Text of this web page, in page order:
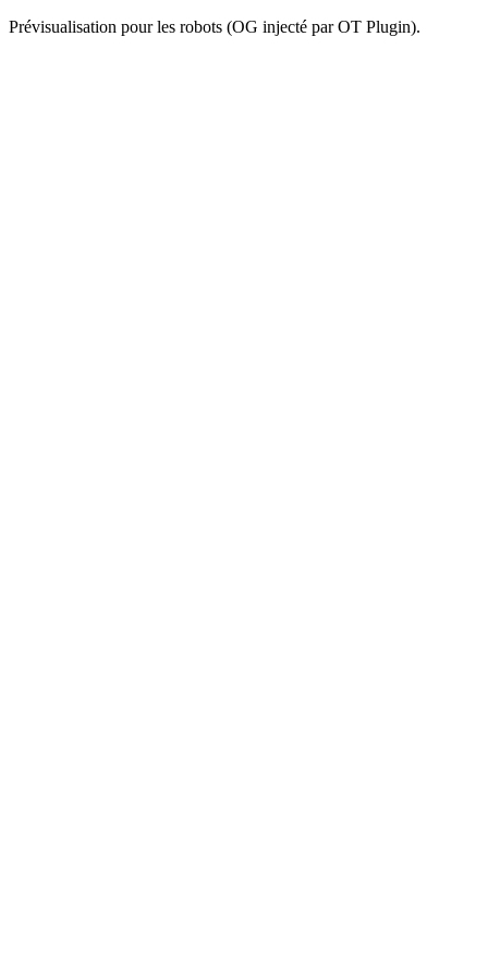
Prévisualisation pour les robots (OG injecté par OT Plugin).